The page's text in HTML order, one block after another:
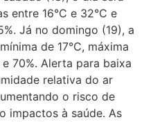
entre 16°C e 32°C e
Já no domingo (19), a
de 17°C, máxima
70%. Alerta para baixa
relativa do ar
o risco de
impactos à saúde. As